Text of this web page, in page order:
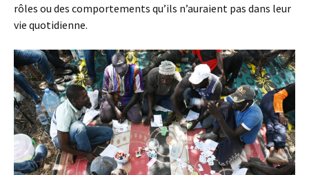
rôles ou des comportements qu’ils n’auraient pas dans leur
vie quotidienne.